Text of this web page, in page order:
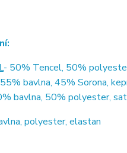
- 50% Tencel, 50%
bavlna, 45% Sorona,
bavlna, 50% polyester,
polyester, elastan